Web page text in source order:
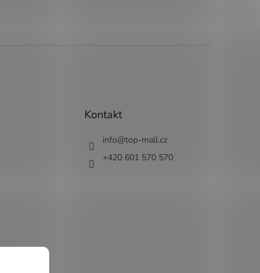
Kontakt
info@top-mall.cz
+420 601 570 570